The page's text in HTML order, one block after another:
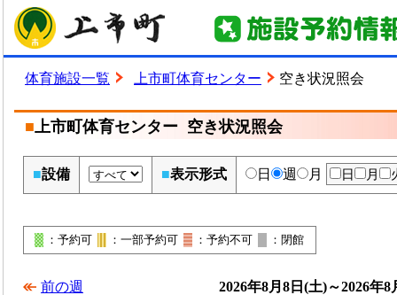
体育施設一覧 上市町体育センター 空き状況照会
■上市町体育センター 空き状況照会
■設備 ■表示形式 日 週 月 日 月
：予約可 ：一部予約可 ：予約不可 ：閉館
前の週
2026年8月8日(土)～2026年8